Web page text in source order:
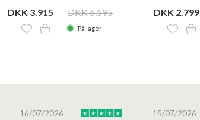
DKK 3.915 DKK 6.595 DKK 2.799
På lager
16/07/2026 15/07/2026